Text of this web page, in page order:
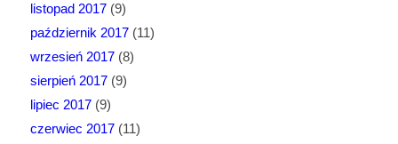
listopad 2017(9)
październik 2017(11)
wrzesień 2017(8)
sierpień 2017(9)
lipiec 2017(9)
czerwiec 2017(11)